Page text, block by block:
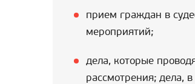
прием граждан в
мероприятий;
дела, которые
рассмотрения; дела,